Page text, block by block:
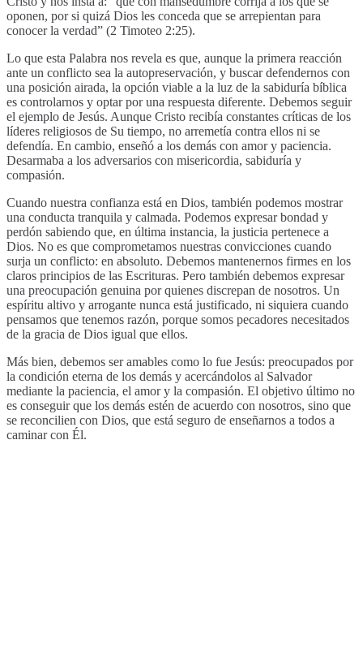
oponen, por si quizá Dios les conceda que se arrepientan para
conocer la verdad” (2 Timoteo 2:25).
Lo que esta Palabra nos revela es que, aunque la primera reacción
ante un conflicto sea la autopreservación, y buscar defendernos con
una posición airada, la opción viable a la luz de la sabiduría bíblica
es controlarnos y optar por una respuesta diferente. Debemos seguir
el ejemplo de Jesús. Aunque Cristo recibía constantes críticas de los
líderes religiosos de Su tiempo, no arremetía contra ellos ni se
defendía. En cambio, enseñó a los demás con amor y paciencia.
Desarmaba a los adversarios con misericordia, sabiduría y
compasión.
Cuando nuestra confianza está en Dios, también podemos mostrar
una conducta tranquila y calmada. Podemos expresar bondad y
perdón sabiendo que, en última instancia, la justicia pertenece a
Dios. No es que comprometamos nuestras convicciones cuando
surja un conflicto: en absoluto. Debemos mantenernos firmes en los
claros principios de las Escrituras. Pero también debemos expresar
una preocupación genuina por quienes discrepan de nosotros. Un
espíritu altivo y arrogante nunca está justificado, ni siquiera cuando
pensamos que tenemos razón, porque somos pecadores necesitados
de la gracia de Dios igual que ellos.
Más bien, debemos ser amables como lo fue Jesús: preocupados por
la condición eterna de los demás y acercándolos al Salvador
mediante la paciencia, el amor y la compasión. El objetivo último no
es conseguir que los demás estén de acuerdo con nosotros, sino que
se reconcilien con Dios, que está seguro de enseñarnos a todos a
caminar con Él.